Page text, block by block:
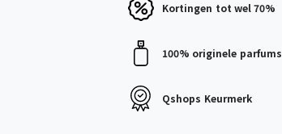
Kortingen tot wel 70%
100% originele parfums
Qshops Keurmerk